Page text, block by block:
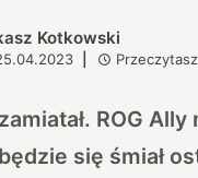
Kotkowski
ROG
się śmiał